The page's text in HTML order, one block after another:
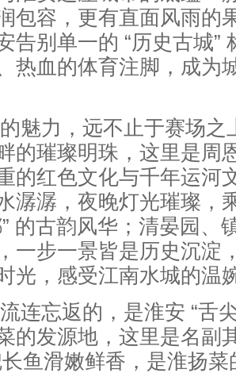
包容，更有直面风雨的
告别单一的 “历史古城”
热血的体育注脚，成为
魅力，远不止于赛场之
的璀璨明珠，这里是周
的红色文化与千年运河
潺潺，夜晚灯光璀璨，
的古韵风华；清晏园、
一步一景皆是历史沉淀
光，感受江南水城的温
连忘返的，是淮安 “
的发源地，这里是名副
长鱼滑嫩鲜香，是淮扬